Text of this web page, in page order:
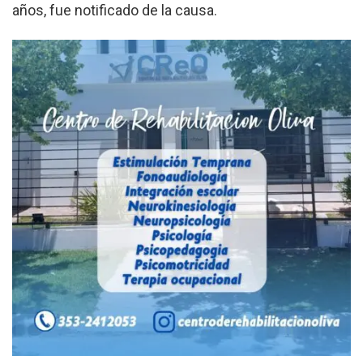
años, fue notificado de la causa.